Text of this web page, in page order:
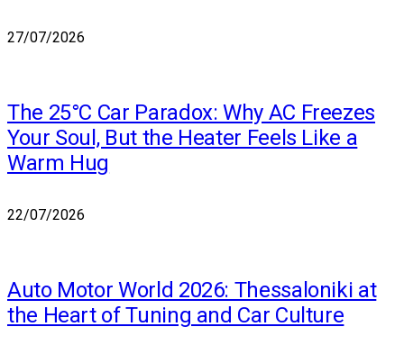
27/07/2026
The 25°C Car Paradox: Why AC Freezes
Your Soul, But the Heater Feels Like a
Warm Hug
22/07/2026
Auto Motor World 2026: Thessaloniki at
the Heart of Tuning and Car Culture